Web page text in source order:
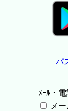
パ
ﾒｰﾙ・
メ